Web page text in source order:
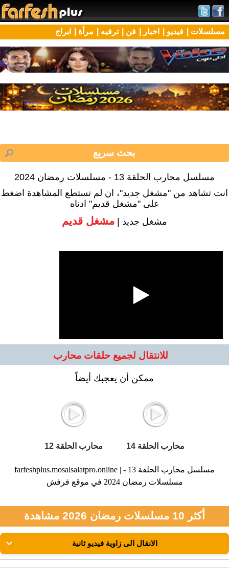
مسلسلات | فيديو | اخبار | فن | ترفيه | مرأة | ابراج
مسلسل محارب الحلقة 13 - مسلسلات رمضان 2024
انت تشاهد من "مشغل جديد"، ان لم تستطع المشاهدة اضغط
على "مشغل قديم" ادناه
مشغل جديد | مشغل قديم
للانتقال لجميع حلقات محارب
ممكن أن يعجبك أيضاً
محارب الحلقة 14 محارب الحلقة 12
farfeshplus.mosalsalatpro.online | مسلسل محارب الحلقة 13 -
مسلسلات رمضان 2024 في موقع فرفش
أكثر 10 مسلسلات رمضان 2026 مشاهدة